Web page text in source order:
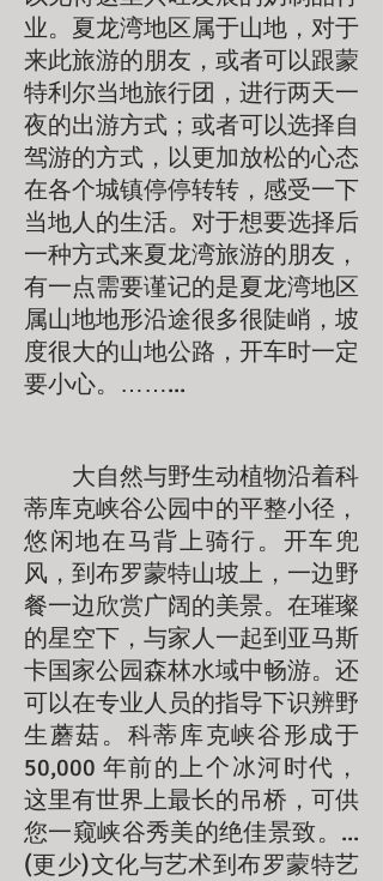
业。夏龙湾地区属于山地，对于
来此旅游的朋友，或者可以跟蒙
特利尔当地旅行团，进行两天一
夜的出游方式；或者可以选择自
驾游的方式，以更加放松的心态
在各个城镇停停转转，感受一下
当地人的生活。对于想要选择后
一种方式来夏龙湾旅游的朋友，
有一点需要谨记的是夏龙湾地区
属山地地形沿途很多很陡峭，坡
度很大的山地公路，开车时一定
要小心。……...
大自然与野生动植物沿着科
蒂库克峡谷公园中的平整小径，
悠闲地在马背上骑行。开车兜
风，到布罗蒙特山坡上，一边野
餐一边欣赏广阔的美景。在璀璨
的星空下，与家人一起到亚马斯
卡国家公园森林水域中畅游。还
可以在专业人员的指导下识辨野
生蘑菇。科蒂库克峡谷形成于
50,000 年前的上个冰河时代，
这里有世界上最长的吊桥，可供
您一窥峡谷秀美的绝佳景致。...
(更少)文化与艺术到布罗蒙特艺